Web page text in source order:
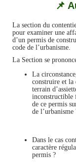
📌
La section du
pour examiner une
d’un permis de
code de l’urbanisme.
La Section se
La
construire et la
terrain
inconstructible
de ce permis
de l’urbanisme
Dans le cas
caractère
permis ?